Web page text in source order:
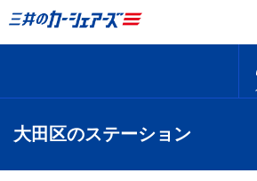
大田区のステーション